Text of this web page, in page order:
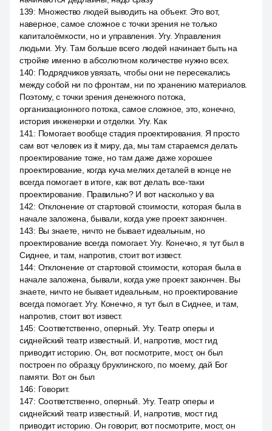
139: Множество людей выводить на объект. Это вот,
наверное, самое сложное с точки зрения не только
капиталоёмкости, но и управления. Угу. Управления
людьми. Угу. Там больше всего людей начинает быть на
стройке именно в абсолютном количестве нужно всех.
140: Подрядчиков увязать, чтобы они не пересекались
между собой ни по фронтам, ни по хранению материалов.
Поэтому, с точки зрения денежного потока,
организационного потока, самое сложное, это, конечно,
история инженерки и отделки. Угу. Как
141 : Помогает вообще стадия проектирования. Я просто
сам вот человек из it миру, да, мы там стараемся делать
проектирование тоже, но там даже даже хорошее
проектирование, когда куча мелких деталей в конце не
всегда помогает в итоге, как вот делать все-таки
проектирование. Правильно? И вот насколько у ва
142: Отклонение от стартовой стоимости, которая была в
начале заложена, бывали, когда уже проект закончен.
143: Вы знаете, ничто не бывает идеальным, но
проектирование всегда помогает. Угу. Конечно, я тут был в
Сиднее, и там, напротив, стоит вот извест.
144: Отклонение от стартовой стоимости, которая была в
начале заложена, бывали, когда уже проект закончен. Вы
знаете, ничто не бывает идеальным, но проектирование
всегда помогает. Угу. Конечно, я тут был в Сиднее, и там,
напротив, стоит вот извест.
145: Соответственно, оперный. Угу. Театр оперы и
сиднейский театр известный. И, напротив, мост гид
приводит историю. Он, вот посмотрите, мост, он был
построен по образцу бруклинского, по моему, дай Бог
памяти. Вот он был
146: Говорит.
147: Соответственно, оперный. Угу. Театр оперы и
сиднейский театр известный. И, напротив, мост гид
приводит историю. Он говорит, вот посмотрите, мост, он